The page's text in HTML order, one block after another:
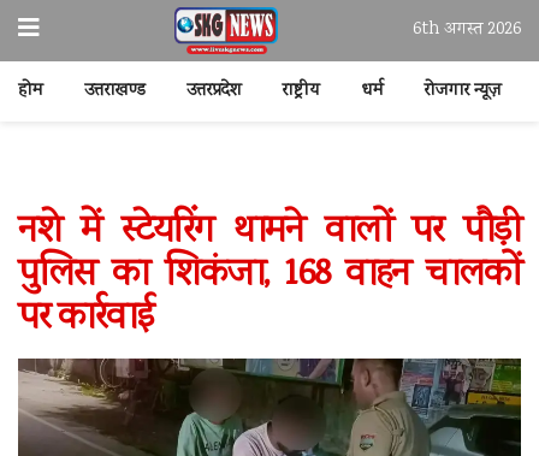
6th अगस्त 2026
होम उत्तराखण्ड उत्तरप्रदेश राष्ट्रीय धर्म रोजगार न्यूज़
नशे में स्टेयरिंग थामने वालों पर पौड़ी
पुलिस का शिकंजा, 168 वाहन चालकों
पर कार्रवाई